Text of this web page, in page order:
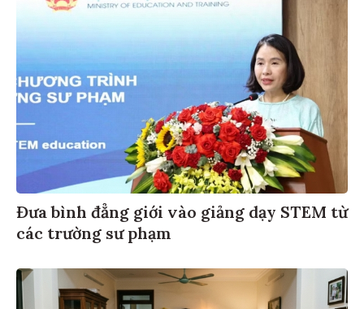
Đưa bình đẳng giới vào giảng dạy STEM từ
các trường sư phạm